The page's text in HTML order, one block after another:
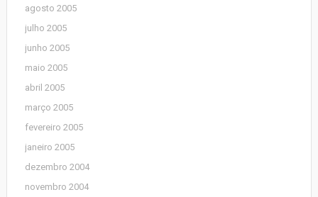
agosto 2005
julho 2005
junho 2005
maio 2005
abril 2005
março 2005
fevereiro 2005
janeiro 2005
dezembro 2004
novembro 2004